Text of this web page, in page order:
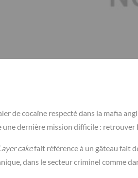
de cocaïne respecté dans la mafia
une dernière mission difficile :
cakefait référence à un gâteau fait
dans le secteur criminel comme